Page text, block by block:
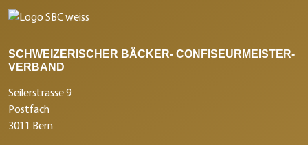
SCHWEIZERISCHER BÄCKER- CONFISEURMEISTER-
VERBAND
Seilerstrasse 9
Postfach
3011 Bern